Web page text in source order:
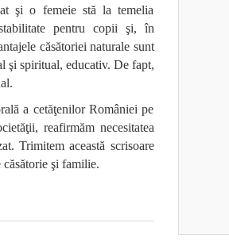
şi o femeie stă la temelia
pentru copii şi, în
căsătoriei naturale sunt
şi spiritual, educativ. De fapt,
a cetăţenilor României pe
reafirmăm necesitatea
Trimitem această scrisoare
căsătorie şi familie.